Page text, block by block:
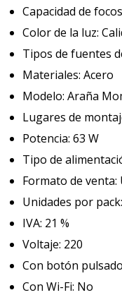
Capacidad de
Color de la luz:
Tipos de fuentes
Materiales: Acero
Modelo: Araña
Lugares de
Potencia: 63 W
Tipo de
Formato de venta:
Unidades por
IVA: 21 %
Voltaje: 220
Con botón
Con Wi-Fi: No